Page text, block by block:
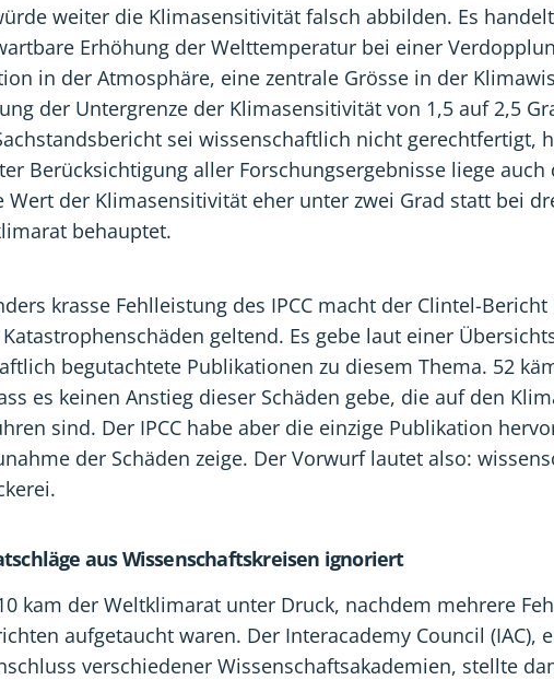
weiter die Klimasensitivität falsch abbilden. Es
Erhöhung der Welttemperatur bei einer
in der Atmosphäre, eine zentrale Grösse in der
der Untergrenze der Klimasensitivität von 1,5 auf 2,5
sei wissenschaftlich nicht gerechtfertigt,
Berücksichtigung aller Forschungsergebnisse liege auch
Wert der Klimasensitivität eher unter zwei Grad statt bei
behauptet.
krasse Fehlleistung des IPCC macht der Clintel-Bericht
geltend. Es gebe laut einer
begutachtete Publikationen zu diesem Thema. 52
es keinen Anstieg dieser Schäden gebe, die auf den
sind. Der IPCC habe aber die einzige Publikation
der Schäden zeige. Der Vorwurf lautet also:
aus Wissenschaftskreisen ignoriert
kam der Weltklimarat unter Druck, nachdem mehrere
aufgetaucht waren. Der Interacademy Council (IAC),
verschiedener Wissenschaftsakademien, stellte